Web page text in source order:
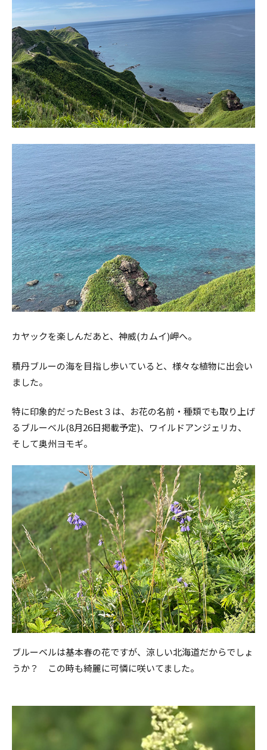
カヤックを楽しんだあと、神威(カムイ)岬へ。
積丹ブルーの海を目指し歩いていると、様々な植物に出会い
ました。
特に印象的だったBest３は、お花の名前・種類でも取り上げ
るブルーベル(8月26日掲載予定)、ワイルドアンジェリカ、
そして奥州ヨモギ。
ブルーベルは基本春の花ですが、涼しい北海道だからでしょ
うか？ この時も綺麗に可憐に咲いてました。